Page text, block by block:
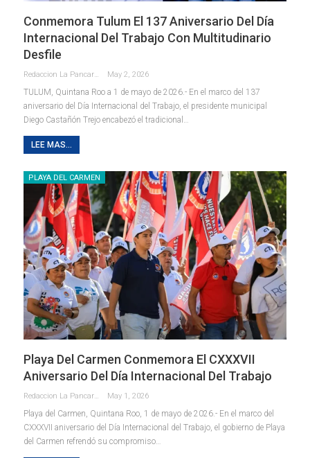
Conmemora Tulum El 137 Aniversario Del Día
Internacional Del Trabajo Con Multitudinario
Desfile
Redaccion La Pancarta De Quintana Roo May 2, 2026
TULUM, Quintana Roo a 1 de mayo de 2026.- En el marco del 137
aniversario del Día Internacional del Trabajo, el presidente municipal
Diego Castañón Trejo encabezó el tradicional …
LEE MAS...
PLAYA DEL CARMEN
Playa Del Carmen Conmemora El CXXXVII
Aniversario Del Día Internacional Del Trabajo
Redaccion La Pancarta De Quintana Roo May 1, 2026
Playa del Carmen, Quintana Roo, 1 de mayo de 2026.- En el marco del
CXXXVII aniversario del Día Internacional del Trabajo, el gobierno de Playa
del Carmen refrendó su compromiso…